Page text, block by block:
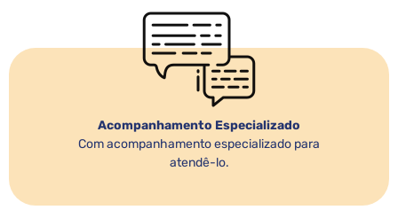
Acompanhamento Especializado
Com acompanhamento especializado para
atendê-lo.